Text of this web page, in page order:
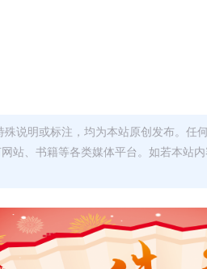
说明或标注，均为本站原创发布。任
站、书籍等各类媒体平台。如若本站